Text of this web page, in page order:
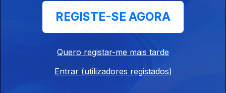
13 mai. 2020
Carvalho:
REGISTE-SE AGORA
Quero registar-me mais tarde
Entrar (utilizadores registados)